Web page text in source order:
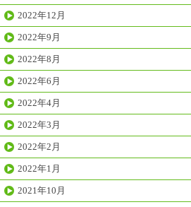
2022年12月
2022年9月
2022年8月
2022年6月
2022年4月
2022年3月
2022年2月
2022年1月
2021年10月